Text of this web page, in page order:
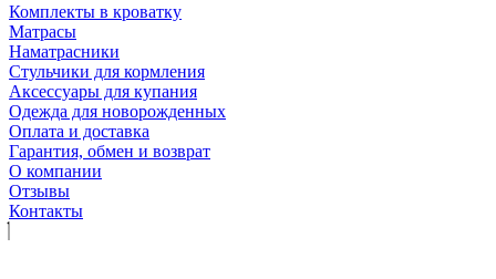
Комплекты в кроватку
Матрасы
Наматрасники
Стульчики для кормления
Аксессуары для купания
Одежда для новорожденных
Оплата и доставка
Гарантия, обмен и возврат
О компании
Отзывы
Контакты